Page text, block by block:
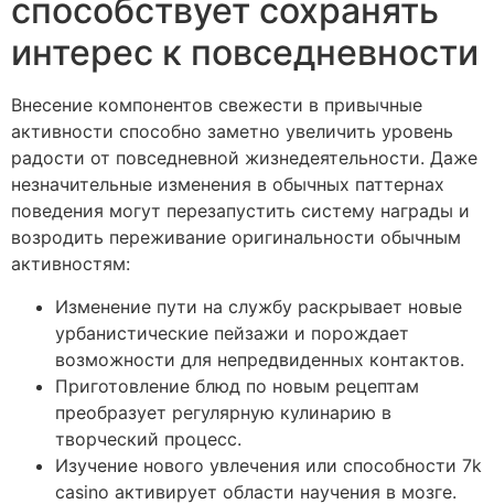
способствует сохранять
интерес к повседневности
Внесение компонентов свежести в привычные
активности способно заметно увеличить уровень
радости от повседневной жизнедеятельности. Даже
незначительные изменения в обычных паттернах
поведения могут перезапустить систему награды и
возродить переживание оригинальности обычным
активностям:
Изменение пути на службу раскрывает новые
урбанистические пейзажи и порождает
возможности для непредвиденных контактов.
Приготовление блюд по новым рецептам
преобразует регулярную кулинарию в
творческий процесс.
Изучение нового увлечения или способности 7k
casino активирует области научения в мозге.